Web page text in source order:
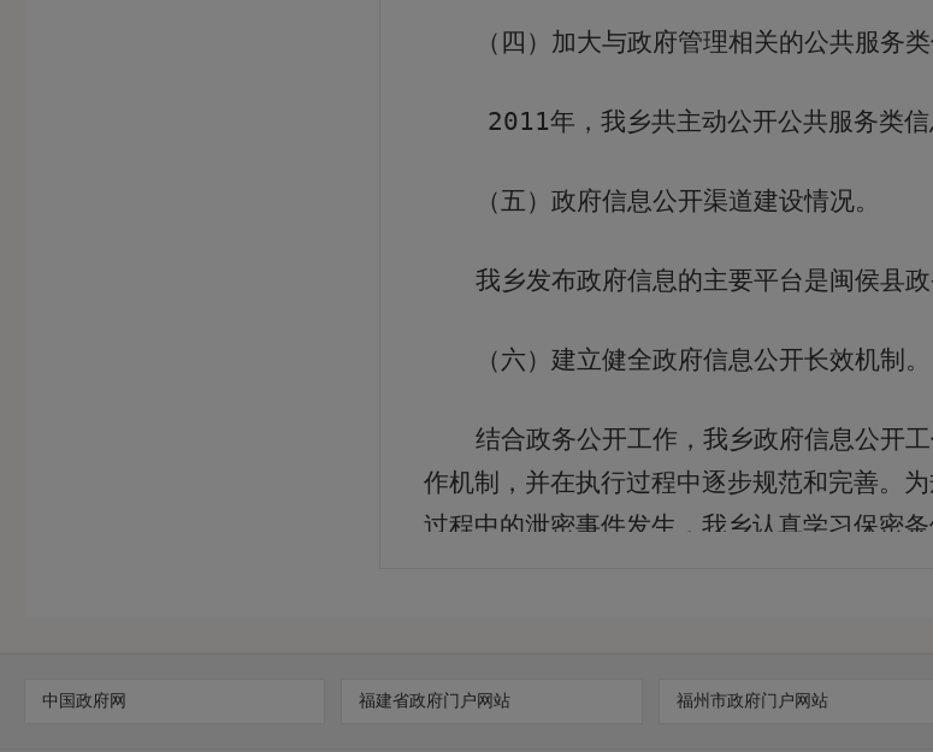
（四）加大与政府管理相关的公共服务类
2011年，我乡共主动公开公共服务类信
（五）政府信息公开渠道建设情况。
我乡发布政府信息的主要平台是闽侯县政
（六）建立健全政府信息公开长效机制。
结合政务公开工作，我乡政府信息公开
作机制，并在执行过程中逐步规范和完善。
过程中的泄密事件发生，我乡认真学习保密
中国政府网 福建省政府门户网站 福州市政府门户网站